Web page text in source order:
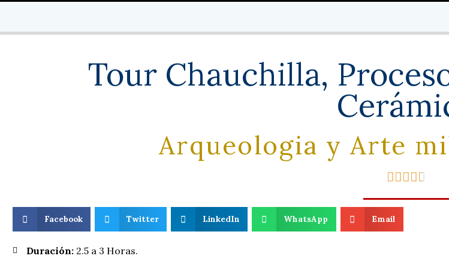
Tour Chauchilla,
Arqueologia y Arte

Facebook Twitter LinkedIn WhatsApp Email
Duración:2.5 a 3 Horas.